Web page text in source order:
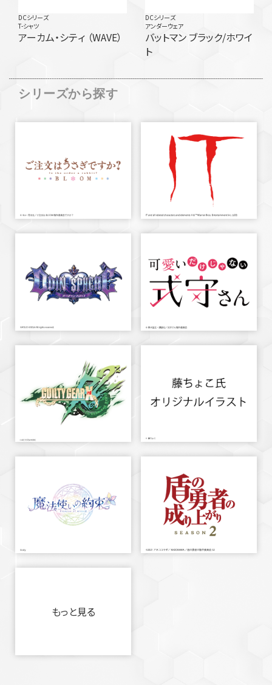
DCシリーズ
T-シャツ
アーカム・シティ （WAVE）
DCシリーズ
アンダーウェア
バットマン ブラック/ホワイ
ト
シリーズから探す
もっと見る